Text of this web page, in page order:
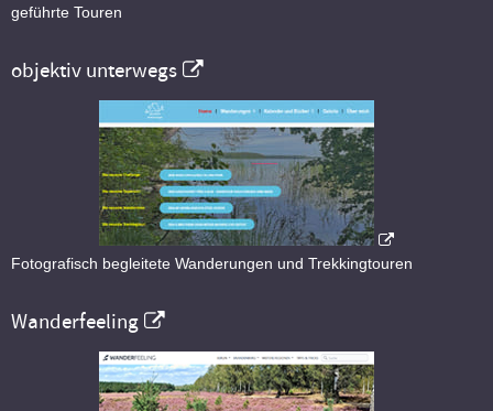
geführte Touren
objektiv unterwegs
Fotografisch begleitete Wanderungen und Trekkingtouren
Wanderfeeling